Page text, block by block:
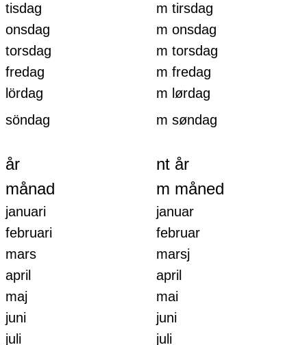
tisdag
m tirsdag
onsdag
m onsdag
torsdag
m torsdag
fredag
m fredag
lördag
m lørdag
söndag
m søndag
år
nt år
månad
m måned
januari
januar
februari
februar
mars
marsj
april
april
maj
mai
juni
juni
juli
juli